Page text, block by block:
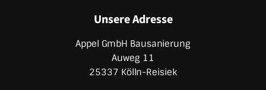
Unsere Adresse
Appel GmbH Bausanierung
Auweg 11
25337 Kölln-Reisiek